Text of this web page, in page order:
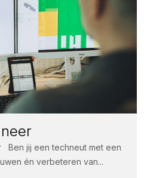
Ben jij een techneut met een
én verbeteren van...